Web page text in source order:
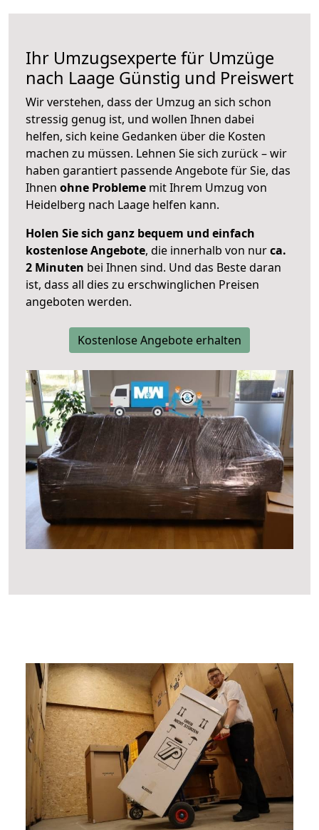
Ihr Umzugsexperte für Umzüge
nach Laage Günstig und Preiswert
Wir verstehen, dass der Umzug an sich schon
stressig genug ist, und wollen Ihnen dabei
helfen, sich keine Gedanken über die Kosten
machen zu müssen. Lehnen Sie sich zurück – wir
haben garantiert passende Angebote für Sie, das
Ihnen ohne Probleme mit Ihrem Umzug von
Heidelberg nach Laage helfen kann.
Holen Sie sich ganz bequem und einfach
kostenlose Angebote, die innerhalb von nurca.
2 Minuten bei Ihnen sind. Und das Beste daran
ist, dass all dies zu erschwinglichen Preisen
angeboten werden.
Kostenlose Angebote erhalten